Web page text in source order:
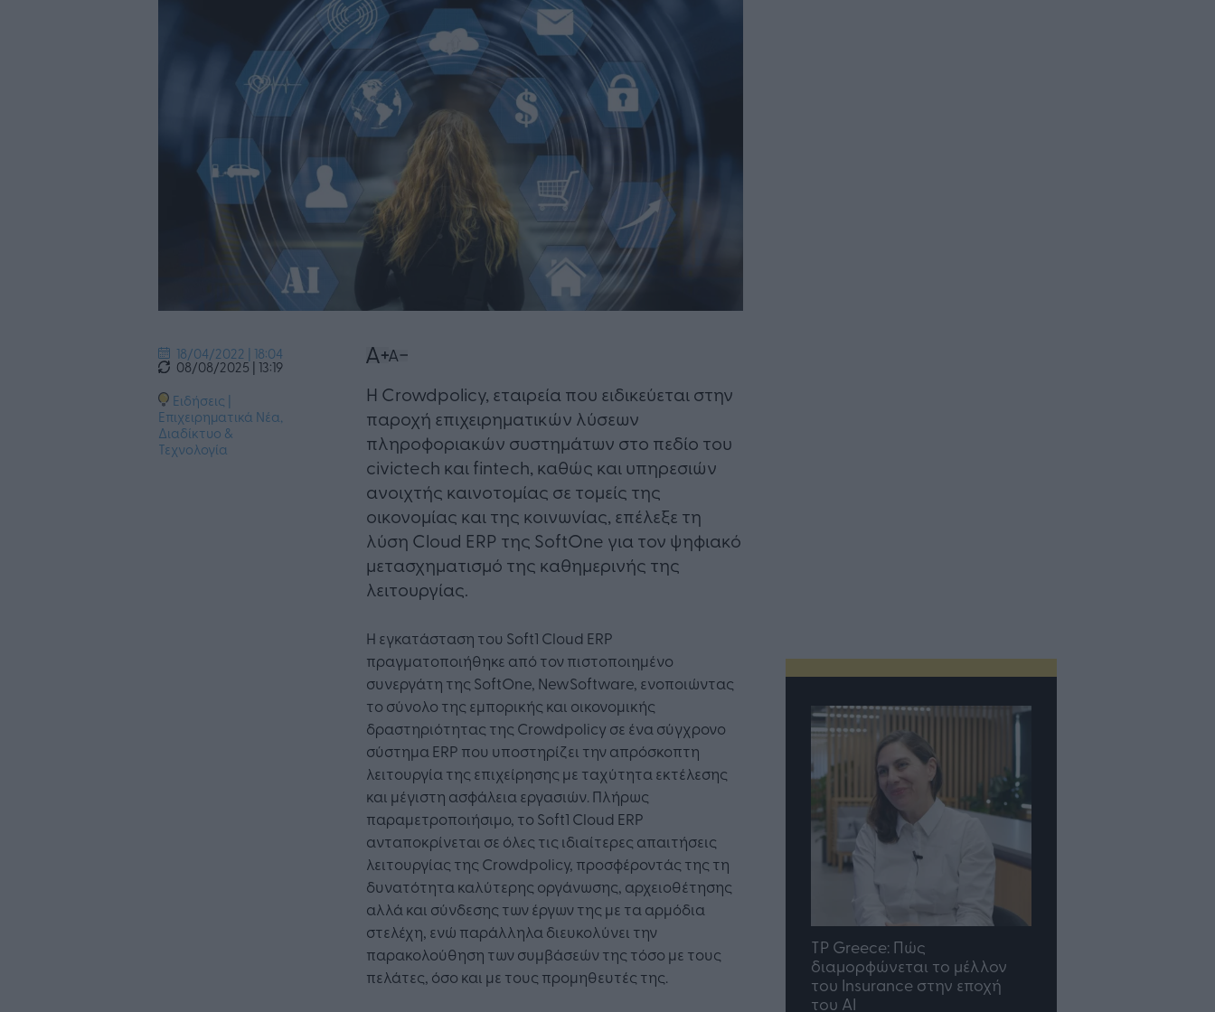
18/04/2022 | 18:04
08/08/2025 | 13:19
Ειδήσεις |
Επιχειρηματικά Νέα,
Διαδίκτυο &
Τεχνολογία
Η Crowdpolicy, εταιρεία που ειδικεύεται στην
παροχή επιχειρηματικών λύσεων
πληροφοριακών συστημάτων στο πεδίο του
civictech και fintech, καθώς και υπηρεσιών
ανοιχτής καινοτομίας σε τομείς της
οικονομίας και της κοινωνίας, επέλεξε τη
λύση Cloud ERP της SoftOne για τον ψηφιακό
μετασχηματισμό της καθημερινής της
λειτουργίας.
Η εγκατάσταση του Soft1 Cloud ERP
πραγματοποιήθηκε από τον πιστοποιημένο
συνεργάτη της SoftOne, NewSoftware, ενοποιώντας
το σύνολο της εμπορικής και οικονομικής
δραστηριότητας της Crowdpolicy σε ένα σύγχρονο
σύστημα ERP που υποστηρίζει την απρόσκοπτη
λειτουργία της επιχείρησης με ταχύτητα εκτέλεσης
και μέγιστη ασφάλεια εργασιών. Πλήρως
παραμετροποιήσιμο, το Soft1 Cloud ERP
ανταποκρίνεται σε όλες τις ιδιαίτερες απαιτήσεις
λειτουργίας της Crowdpolicy, προσφέροντάς της τη
δυνατότητα καλύτερης οργάνωσης, αρχειοθέτησης
αλλά και σύνδεσης των έργων της με τα αρμόδια
στελέχη, ενώ παράλληλα διευκολύνει την
παρακολούθηση των συμβάσεών της τόσο με τους
πελάτες, όσο και με τους προμηθευτές της.
Η Τεχνητή Νοημοσύνη: το νέο
λειτουργικό σύστημα της
επιχείρησης
Οι προσλήψεις αλλάζουν: To
Jobfind.gr ως στρατηγικός
«σύμμαχος» για κάθε
TP Greece: Πώς
διαμορφώνεται το μέλλον
του Insurance στην εποχή
του AI